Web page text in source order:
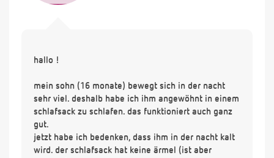
hallo !
mein sohn (16 monate) bewegt sich in der nacht
sehr viel. deshalb habe ich ihm angewöhnt in einem
schlafsack zu schlafen. das funktioniert auch ganz
gut.
jetzt habe ich bedenken, dass ihm in der nacht kalt
wird. der schlafsack hat keine ärmel (ist aber